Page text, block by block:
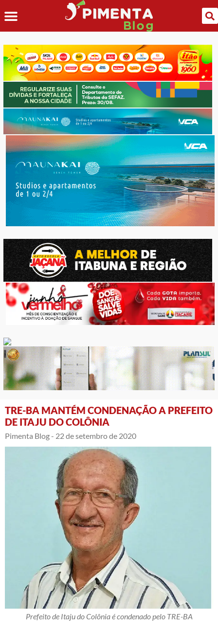
TRE-BA MANTÉM CONDENAÇÃO A PREFEITO
DE ITAJU DO COLÔNIA
Pimenta Blog - 22 de setembro de 2020
Prefeito de Itaju do Colônia é condenado pelo TRE-BA